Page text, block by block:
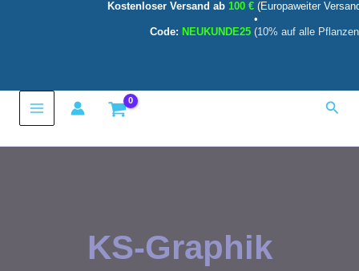
Kostenloser Versand ab 100 € (Europaweiter
•
Code: NEUKUNDE25 (10% auf alle
Main
KS-Graphik